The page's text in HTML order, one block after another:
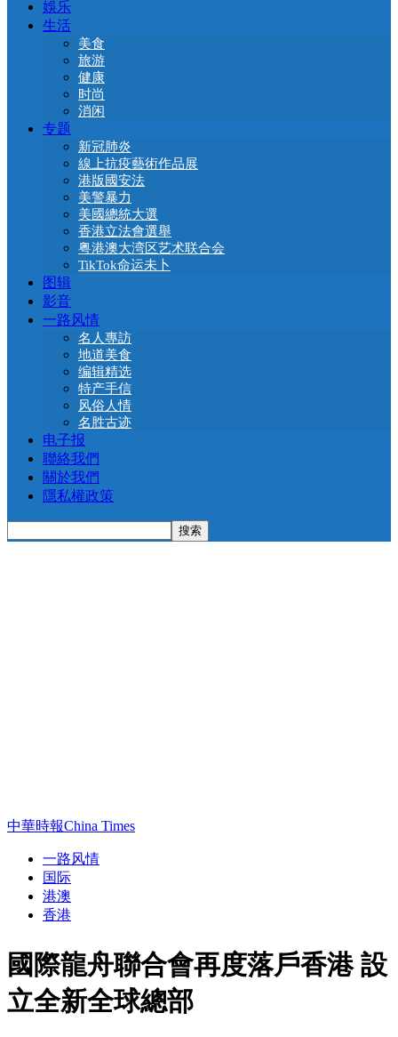
娛乐
生活
美食
旅游
健康
时尚
消闲
专题
新冠肺炎
線上抗疫藝術作品展
港版國安法
美警暴力
美國總統大選
香港立法會選舉
粤港澳大湾区艺术联合会
TikTok命运未卜
图辑
影音
一路风情
名人專訪
地道美食
编辑精选
特产手信
风俗人情
名胜古迹
电子报
聯絡我們
關於我們
隱私權政策
中華時報China Times
一路风情
国际
港澳
香港
國際龍舟聯合會再度落戶香港 設
立全新全球總部